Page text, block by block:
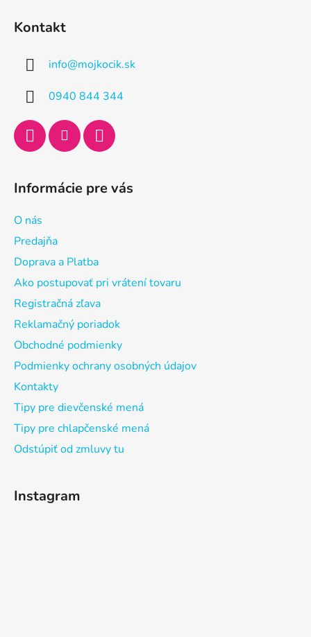
Kontakt
info@mojkocik.sk
0940 844 344
Informácie pre vás
O nás
Predajňa
Doprava a Platba
Ako postupovať pri vrátení tovaru
Registračná zľava
Reklamačný poriadok
Obchodné podmienky
Podmienky ochrany osobných údajov
Kontakty
Tipy pre dievčenské mená
Tipy pre chlapčenské mená
Odstúpiť od zmluvy tu
Instagram